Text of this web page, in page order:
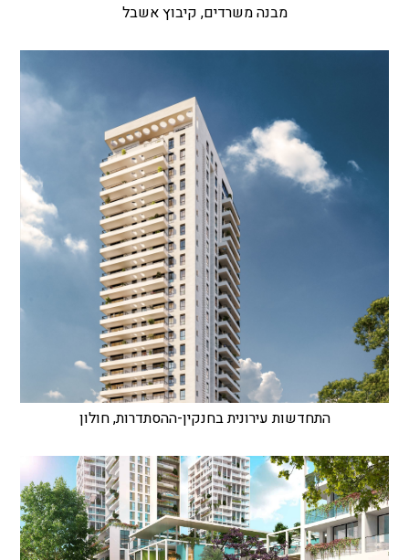
מבנה משרדים, קיבוץ אשבל
התחדשות עירונית בחנקין-ההסתדרות, חולון